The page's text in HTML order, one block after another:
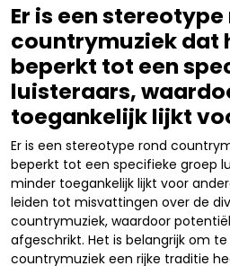
Er is een
countrymuziek dat
beperkt tot een
luisteraars,
toegankelijk lijkt
Er is een stereotype rond
beperkt tot een specifieke groep
minder toegankelijk lijkt voor
leiden tot misvattingen over de
countrymuziek, waardoor
afgeschrikt. Het is belangrijk om
countrymuziek een rijke traditie